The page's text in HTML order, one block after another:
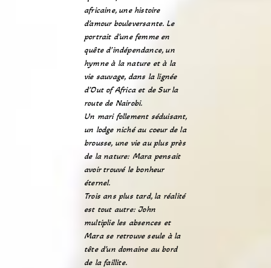
africaine, une histoire
d’amour bouleversante. Le
portrait d’une femme en
quête d’indépendance, un
hymne à la nature et à la
vie sauvage, dans la lignée
d’Out of Africa et de Sur la
route de Nairobi.
Un mari follement séduisant,
un lodge niché au coeur de la
brousse, une vie au plus près
de la nature: Mara pensait
avoir trouvé le bonheur
éternel.
Trois ans plus tard, la réalité
est tout autre: John
multiplie les absences et
Mara se retrouve seule à la
tête d’un domaine au bord
de la faillite.